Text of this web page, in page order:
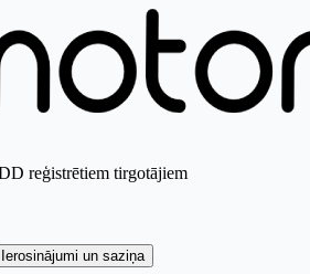
reģistrētiem tirgotājiem
Ierosinājumi un saziņa